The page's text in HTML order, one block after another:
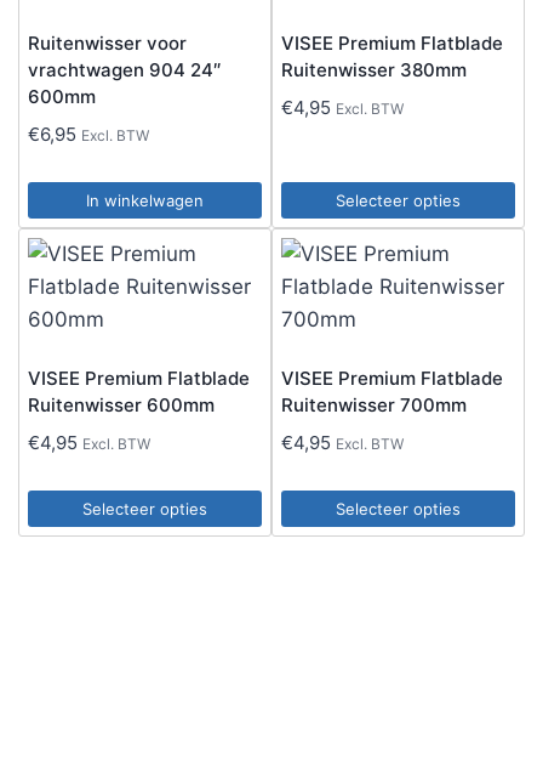
Ruitenwisser voor
vrachtwagen 904 24″
600mm
€6,95 Excl. BTW
In winkelwagen
VISEE Premium Flatblade
Ruitenwisser 380mm
€4,95 Excl. BTW
Selecteer opties
Dit
product
heeft
meerdere
Deze
optie
gekozen
worden
VISEE Premium Flatblade
Ruitenwisser 600mm
€4,95 Excl. BTW
Selecteer opties
Dit
VISEE Premium Flatblade
Ruitenwisser 700mm
€4,95 Excl. BTW
Selecteer opties
Dit